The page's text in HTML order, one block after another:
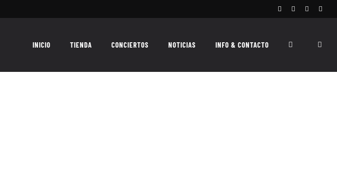
FacebookInstagram
INICIO TIENDA CONCIERTOS NOTICIAS INFO & CONTACTO